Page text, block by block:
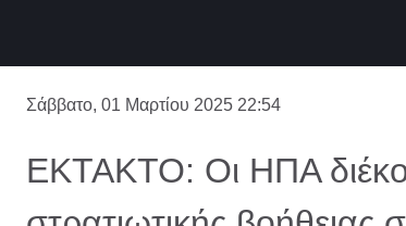
Σάββατο, 01 Μαρτίου 2025 22:54
ΕΚΤΑΚΤΟ: Οι ΗΠΑ